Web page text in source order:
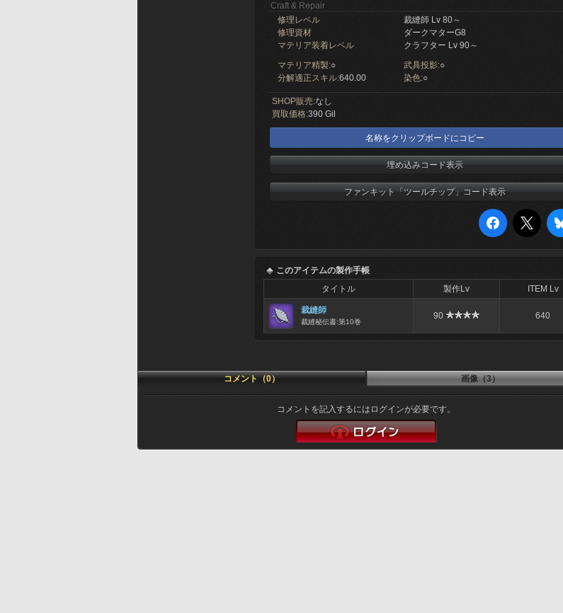
Craft & Repair
修理レベル
裁縫師 Lv 80～
修理資材
ダークマターG8
マテリア装着レベル
クラフター Lv 90～
マテリア精製:○ 武具投影:○
分解適正スキル:640.00 染色:○
SHOP販売:なし
買取価格:390 Gil
名称をクリップボードにコピー
埋め込みコード表示
ファンキット「ツールチップ」コード表示
このアイテムの製作手帳
タイトル
製作Lv ITEM Lv
裁縫師
裁縫秘伝書:第10巻
90 640
コメント（0） 画像（3）
コメントを記入するにはログインが必要です。